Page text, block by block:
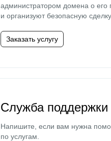
администратором домена о
и организуют безопасную сделку.
Заказать услугу
Служба поддержки
Напишите, если вам нужна
по услугам.